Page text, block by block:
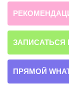
ЗАПИСАТЬСЯ
ПРЯМОЙ